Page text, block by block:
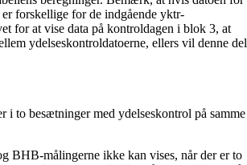
er forskellige for de indgående yktr-
for at vise data på kontroldagen i blok 3, at
ydelseskontroldatoerne, ellers vil denne del
i to besætninger med ydelseskontrol på samme
BHB-målingerne ikke kan vises, når der er to